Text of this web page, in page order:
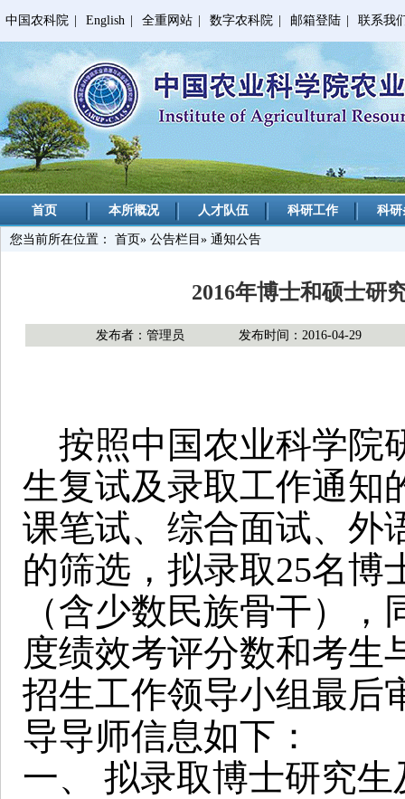
中国农科院 English 全重网站 数字农科院 邮箱登陆 联系我
首页 本所概况 人才队伍 科研工作 科
您当前所在位置： 首页» 公告栏目 » 通知公告
2016年博士和硕士研
发布者：管理员 发布时间：2016-04-29
按照中国农业科学院
生复试及录取工作通知
课笔试、综合面试、外
的筛选，拟录取25名博
（含少数民族骨干）
度绩效考评分数和考生
招生工作领导小组最后
导导师信息如下：
一、 拟录取博士研究